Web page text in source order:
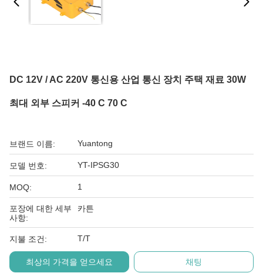
DC 12V / AC 220V 통신용 산업 통신 장치 주택 재료 30W
최대 외부 스피커 -40 C 70 C
브랜드 이름: Yuantong
모델 번호: YT-IPSG30
MOQ: 1
포장에 대한 세부
사항:
카튼
지불 조건: T/T
최상의 가격을 얻으세요 채팅